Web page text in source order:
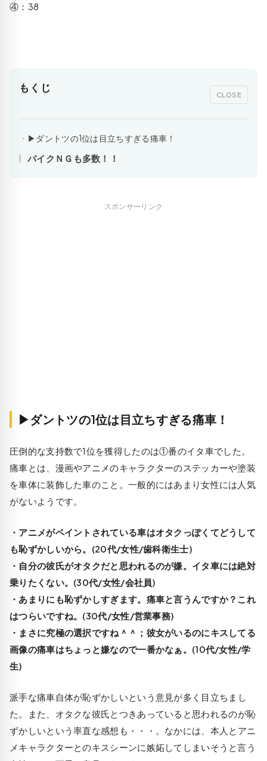
④：38
もくじ
CLOSE
▶ダントツの1位は目立ちすぎる痛車！
バイクＮＧも多数！！
スポンサーリンク
▶ダントツの1位は目立ちすぎる痛車！
圧倒的な支持数で1位を獲得したのは①番のイタ車でした。
痛車とは、漫画やアニメのキャラクターのステッカーや塗装
を車体に装飾した車のこと。一般的にはあまり女性には人気
がないようです。
・アニメがペイントされている車はオタクっぽくてどうして
も恥ずかしいから。(20代/女性/歯科衛生士)
・自分の彼氏がオタクだと思われるのが嫌。イタ車には絶対
乗りたくない。(30代/女性/会社員)
・あまりにも恥ずかしすぎます。痛車と言うんですか？これ
はつらいですね。(30代/女性/営業事務)
・まさに究極の選択ですね＾＾；彼女がいるのにキスしてる
画像の痛車はちょっと嫌なので一番かなぁ。(10代/女性/学
生)
派手な痛車自体が恥ずかしいという意見が多く目立ちまし
た。また、 オタクな彼氏とつきあっていると思われるのが恥
ずかしいという率直な感想も・・・。なかには、本人とアニ
メキャラクターとのキスシーンに嫉妬してしまいそうと言う